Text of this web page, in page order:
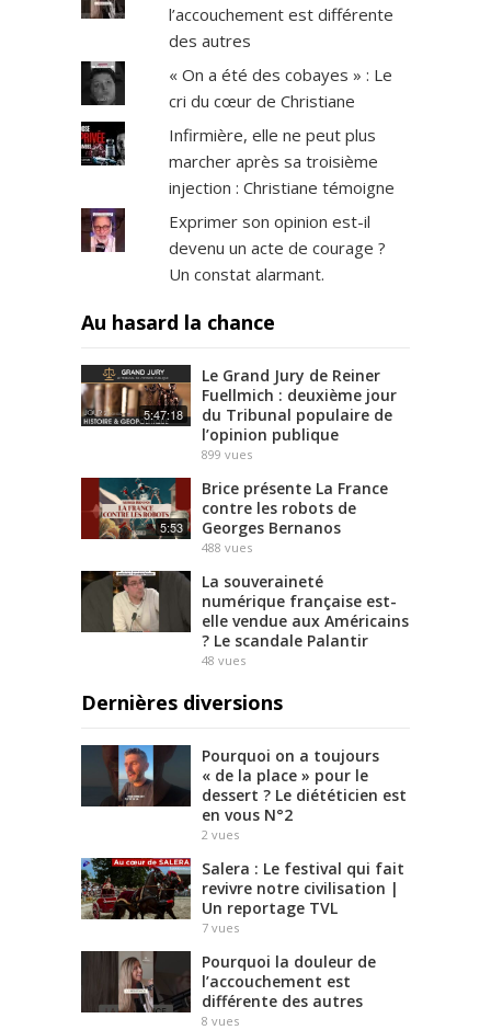
l’accouchement est différente
des autres
« On a été des cobayes » : Le
cri du cœur de Christiane
Infirmière, elle ne peut plus
marcher après sa troisième
injection : Christiane témoigne
Exprimer son opinion est-il
devenu un acte de courage ?
Un constat alarmant.
Au hasard la chance
5:47:18
Le Grand Jury de Reiner
Fuellmich : deuxième jour
du Tribunal populaire de
l’opinion publique
899 vues
5:53
Brice présente La France
contre les robots de
Georges Bernanos
488 vues
La souveraineté
numérique française est-
elle vendue aux Américains
? Le scandale Palantir
48 vues
Dernières diversions
Pourquoi on a toujours
« de la place » pour le
dessert ? Le diététicien est
en vous N°2
2 vues
Salera : Le festival qui fait
revivre notre civilisation |
Un reportage TVL
7 vues
Pourquoi la douleur de
l’accouchement est
différente des autres
8 vues